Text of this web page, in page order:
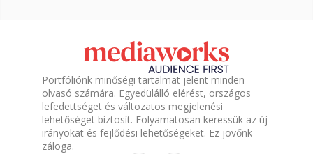
Portfóliónk minőségi tartalmat jelent minden
olvasó számára. Egyedülálló elérést, országos
lefedettséget és változatos megjelenési
lehetőséget biztosít. Folyamatosan keressük az új
irányokat és fejlődési lehetőségeket. Ez jövőnk
záloga.